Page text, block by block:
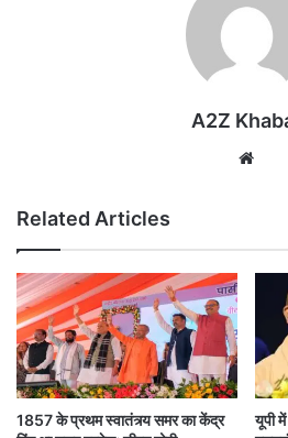
A2Z
Related Articles
1857 के प्रथम स्वातंत्र्य समर का केंद्र
यूपी